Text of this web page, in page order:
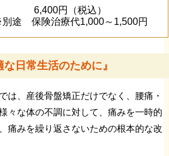
れ
痛
6,400円（税込）
途 保険治療代1,000～1,500円
日常生活のために』
は、産後骨盤矯正だけでなく、腰痛・
々な体の不調に対して、痛みを一時的
痛みを繰り返さないための根本的な改